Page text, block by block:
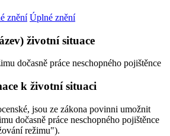
znění Úplné znění
životní situace
dočasně práce neschopného pojištěnce
k životní situaci
jsou ze zákona povinni umožnit
dočasně práce neschopného pojištěnce
režimu").